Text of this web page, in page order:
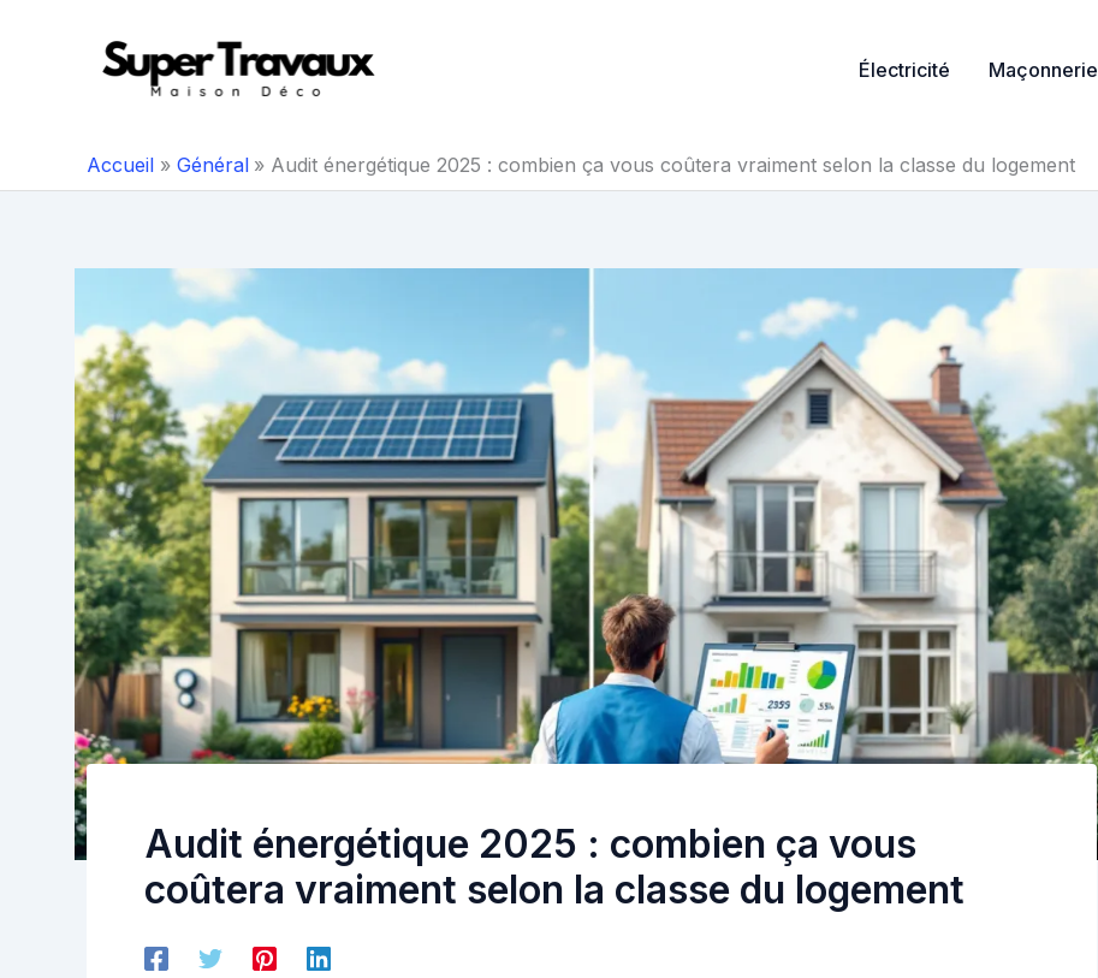
Électricité Maçonnerie
Accueil Général Audit énergétique 2025 : combien ça vous coûtera vraiment selon la classe du logement
Audit énergétique 2025 : combien ça vous
coûtera vraiment selon la classe du logement